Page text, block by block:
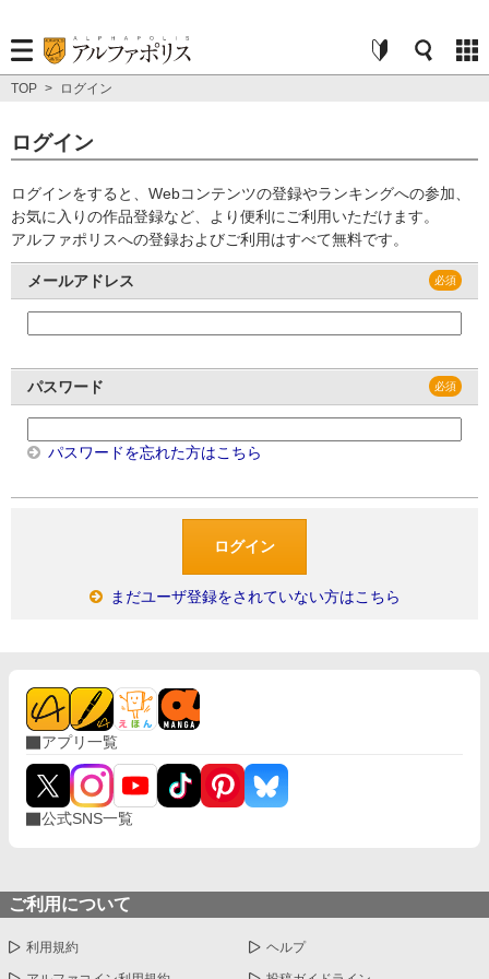
TOP > ログイン
ログイン
ログインをすると、Webコンテンツの登録やランキングへの参加、
お気に入りの作品登録など、より便利にご利用いただけます。
アルファポリスへの登録およびご利用はすべて無料です。
メールアドレス
パスワード
パスワードを忘れた方はこちら
まだユーザ登録をされていない方はこちら
アプリ一覧
公式SNS一覧
ご利用について
利用規約 ヘルプ